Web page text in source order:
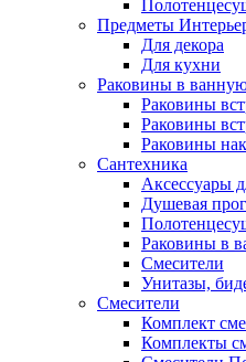
Предметы
Для декора
Для кухни
Раковины в
Раковины
Раковины
Раковины
Сантехника
Аксессуары
Душевая
Раковины в
Смесители
Унитазы,
Смесители
Комплект
Комплекты